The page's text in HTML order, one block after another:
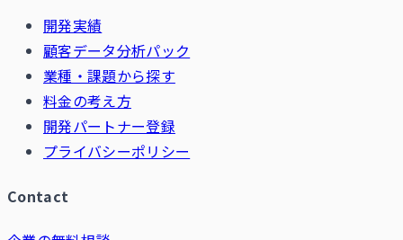
開発実績
顧客データ分析パック
業種・課題から探す
料金の考え方
開発パートナー登録
プライバシーポリシー
Contact